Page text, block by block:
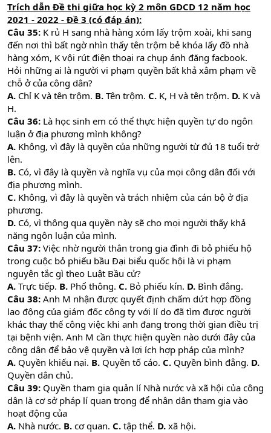
Trích dẫn Đề thi giữa học kỳ 2 môn GDCD 12 năm học
2021 - 2022 - Đề 3 (có đáp án):
Câu 35: K rủ H sang nhà hàng xóm lấy trộm xoài, khi sang
đến nơi thì bất ngờ nhìn thấy tên trộm bẻ khóa lấy đồ nhà
hàng xóm, K vội rút điện thoại ra chụp ảnh đăng facbook.
Hỏi những ai là người vi phạm quyền bất khả xâm phạm về
chỗ ở của công dân?
A. Chỉ K và tên trộm. B. Tên trộm. C. K, H và tên trộm. D. K và
H.
Câu 36: Là học sinh em có thể thực hiện quyền tự do ngôn
luận ở địa phương mình không?
A. Không, vì đây là quyền của những người từ đủ 18 tuổi trở
lên.
B. Có, vì đây là quyền và nghĩa vụ của mọi công dân đối với
địa phương mình.
C. Không, vì đây là quyền và trách nhiệm của cán bộ ở địa
phương.
D. Có, vì thông qua quyền này sẽ cho mọi người thấy khả
năng ngôn luận của mình.
Câu 37: Việc nhờ người thân trong gia đình đi bỏ phiếu hộ
trong cuộc bỏ phiếu bầu Đại biểu quốc hội là vi phạm
nguyên tắc gì theo Luật Bầu cử?
A. Trực tiếp. B. Phổ thông. C. Bỏ phiếu kín. D. Bình đẳng.
Câu 38: Anh M nhận được quyết định chấm dứt hợp đồng
lao động của giám đốc công ty với lí do đã tìm được người
khác thay thế công việc khi anh đang trong thời gian điều trị
tại bệnh viện. Anh M cần thực hiện quyền nào dưới đây của
công dân để bảo vệ quyền và lợi ích hợp pháp của mình?
A. Quyền khiếu nại. B. Quyền tố cáo. C. Quyền bình đẳng. D.
Quyền dân chủ.
Câu 39: Quyền tham gia quản lí Nhà nước và xã hội của công
dân là cơ sở pháp lí quan trọng để nhân dân tham gia vào
hoạt động của
A. Nhà nước. B. cơ quan. C. tập thể. D. xã hội.